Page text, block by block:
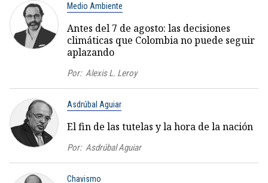
Medio Ambiente
Antes del 7 de agosto: las decisiones
climáticas que Colombia no puede seguir
aplazando
Por: Alexis L. Leroy
Asdrúbal Aguiar
El fin de las tutelas y la hora de la nación
Por: Asdrúbal Aguiar
Chavismo